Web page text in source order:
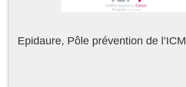
Epidaure, Pôle prévention de l’ICM